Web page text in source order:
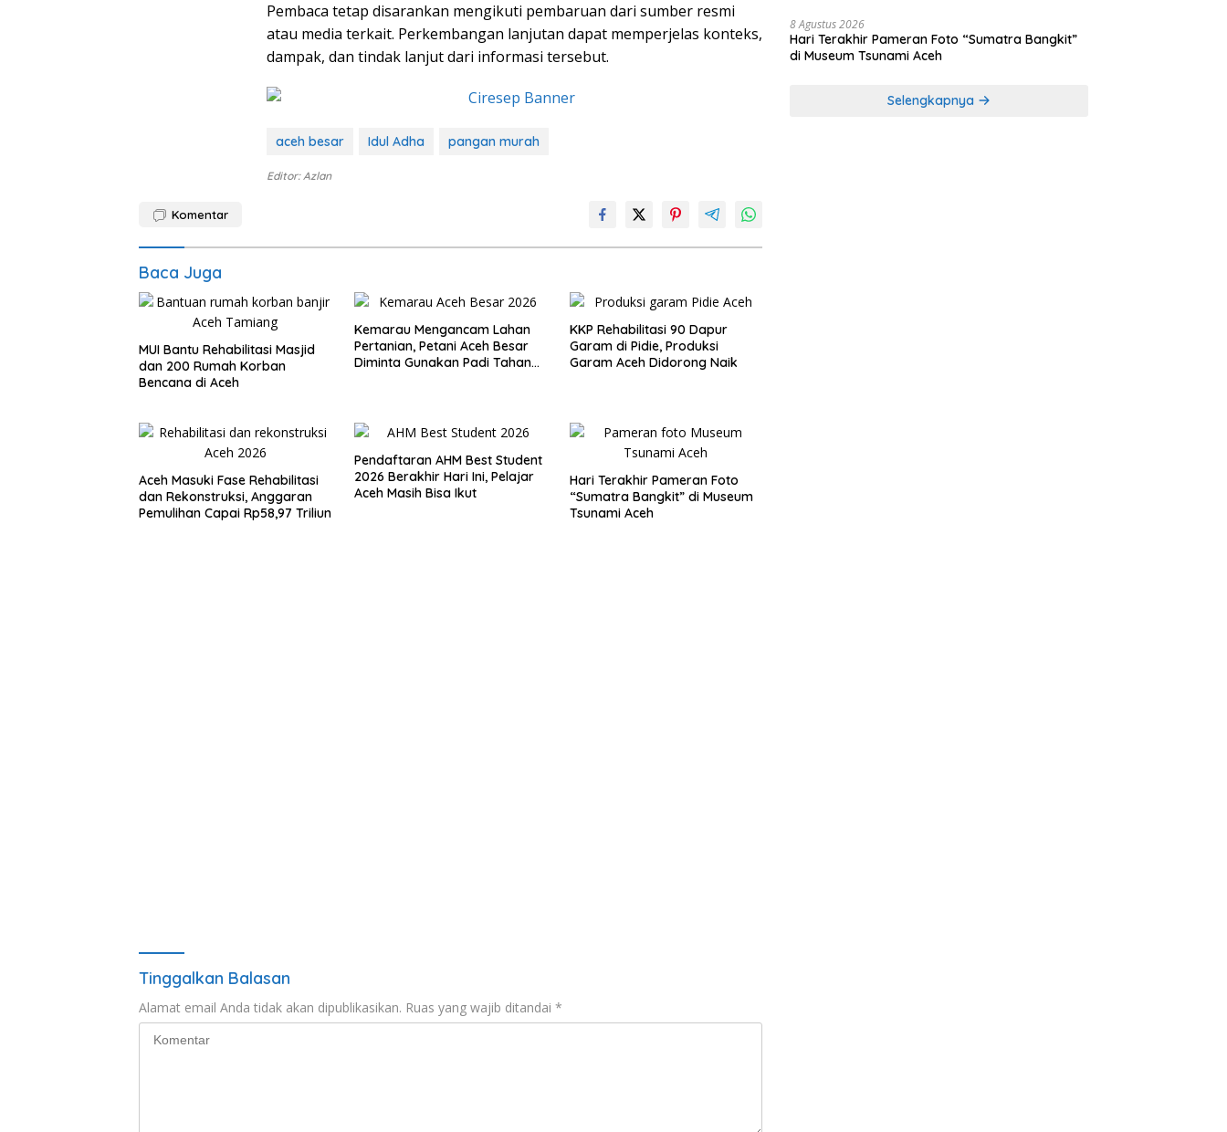
Pembaca tetap disarankan mengikuti pembaruan dari sumber resmi
atau media terkait. Perkembangan lanjutan dapat memperjelas konteks,
dampak, dan tindak lanjut dari informasi tersebut.
aceh besar Idul Adha pangan murah
Editor: Azlan
Komentar
Baca Juga
MUI Bantu Rehabilitasi Masjid
dan 200 Rumah Korban
Bencana di Aceh
Kemarau Mengancam Lahan
Pertanian, Petani Aceh Besar
Diminta Gunakan Padi Tahan
KKP Rehabilitasi 90 Dapur
Garam di Pidie, Produksi
Garam Aceh Didorong Naik
Aceh Masuki Fase Rehabilitasi
dan Rekonstruksi, Anggaran
Pemulihan Capai Rp58,97 Triliun
Pendaftaran AHM Best Student
2026 Berakhir Hari Ini, Pelajar
Aceh Masih Bisa Ikut
Hari Terakhir Pameran Foto
“Sumatra Bangkit” di Museum
Tsunami Aceh
Tinggalkan Balasan
Alamat email Anda tidak akan dipublikasikan. Ruas yang wajib ditandai *
8 Agustus 2026
Hari Terakhir Pameran Foto “Sumatra Bangkit”
di Museum Tsunami Aceh
Selengkapnya